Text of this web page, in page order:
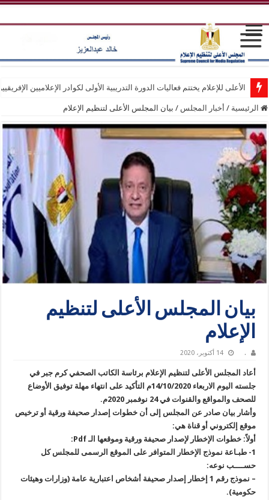
الأعلى للإعلام يختتم فعاليات الدورة التدريبية الأولى لكوادر الإعلاميين
الرئيسية / أخبار المجلس / بيان المجلس الأعلى لتنظيم الإعلام
بيان المجلس الأعلى لتنظيم
الإعلام
. 14 أكتوبر، 2020
أعاد المجلس الأعلى لتنظيم الإعلام برئاسة الكاتب الصحفي كرم جبر في
جلسته اليوم الاربعاء 14/10/2020م التأكيد على انتهاء مهلة توفيق الأوضاع
للصحف والمواقع والقنوات في 24 نوفمبر 2020م.
وأشار بيان صادر عن المجلس إلى أن خطوات إصدار صحيفة ورقية أو ترخيص
موقع إلكتروني أو قناة هي:
أولاً: خطوات الإخطار لإصدار صحيفة ورقية وموقعها الـ Pdf:
1- طبـاعة نموذج الإخطار المتوافر على الموقع الرسمى للمجلس كل
حســــب نوعه:
– نموذج رقم 1 إخطار إصدار صحيفة أشخاص اعتبارية عامة (وزارات وهيئات
حكومية).